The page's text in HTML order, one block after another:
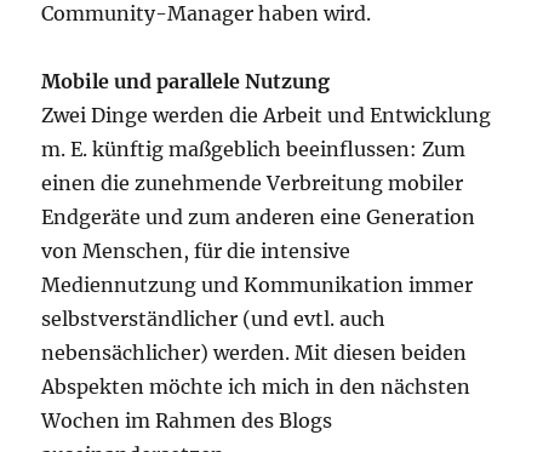
Community-Manager haben wird.
Mobile und parallele Nutzung
Zwei Dinge werden die Arbeit und Entwicklung
m. E. künftig maßgeblich beeinflussen: Zum
einen die zunehmende Verbreitung mobiler
Endgeräte und zum anderen eine Generation
von Menschen, für die intensive
Mediennutzung und Kommunikation immer
selbstverständlicher (und evtl. auch
nebensächlicher) werden. Mit diesen beiden
Abspekten möchte ich mich in den nächsten
Wochen im Rahmen des Blogs